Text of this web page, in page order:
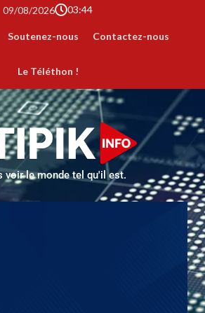
09/08/2026 03:44
Soutenez-nous Contactez-nous
Le Téléthon !
voir le monde tel qu'il est.